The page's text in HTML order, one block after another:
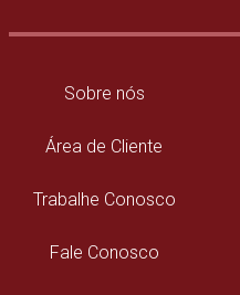
Sobre nós
Área de Cliente
Trabalhe Conosco
Fale Conosco